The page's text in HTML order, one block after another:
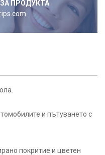
ПРОДУКТА
и пътуването с
покритие и цветен